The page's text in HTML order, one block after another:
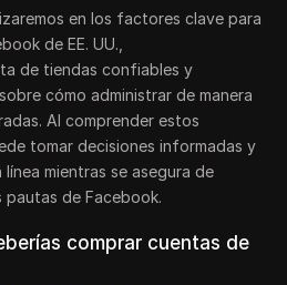
en los factores clave para
de EE. UU.,
de tiendas confiables y
cómo administrar de manera
Al comprender estos
tomar decisiones informadas y
mientras se asegura de
pautas de Facebook.
comprar cuentas de